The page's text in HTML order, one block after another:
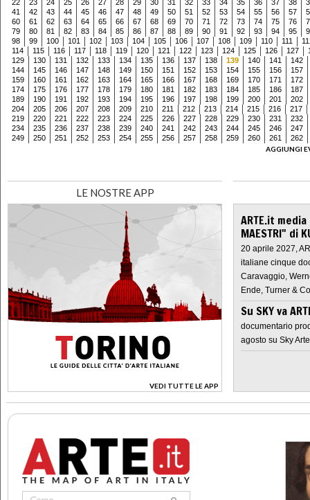
22 23 24 25 26 27 28 29 30 31 32 33 34 35 36 37 38
41
42 43 44 45 46 47 48 49 50 51 52 53 54 55 56 57
60
61 62 63 64 65 66 67 68 69 70 71 72 73 74 75 76
79
80 81 82 83 84 85 86 87 88 89 90 91 92 93 94 95
98
99 100 101 102 103 104 105 106 107 108 109 110 111
114
115 116 117 118 119 120 121 122 123 124 125 126 127
129
130 131 132 133 134 135 136 137 138 139 140 141
142
144
145 146 147 148 149 150 151 152 153 154 155 156
157
159
160 161 162 163 164 165 166 167 168 169 170 171
172
174
175 176 177 178 179 180 181 182 183 184 185 186
187
189
190 191 192 193 194 195 196 197 198 199 200 201
202
204
205 206 207 208 209 210 211 212 213 214 215 216
217
219
220 221 222 223 224 225 226 227 228 229 230 231
232
234
235 236 237 238 239 240 241 242 243 244 245 246
247
249
250 251 252 253 254 255 256 257 258 259 260 261
262
AGGIUNGI
LE NOSTRE APP
VEDI TUTTE LE APP
>
ARTE.it
MAESTRI" di
20 aprile 2027,
italiane cinque
Caravaggio,
Ende, Turner &
Su SKY va
documentario
agosto su Sky Arte